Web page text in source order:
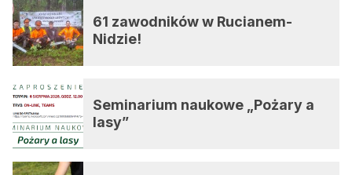
61 zawodników w Rucianem-
Nidzie!
Seminarium naukowe „Pożary a
lasy”